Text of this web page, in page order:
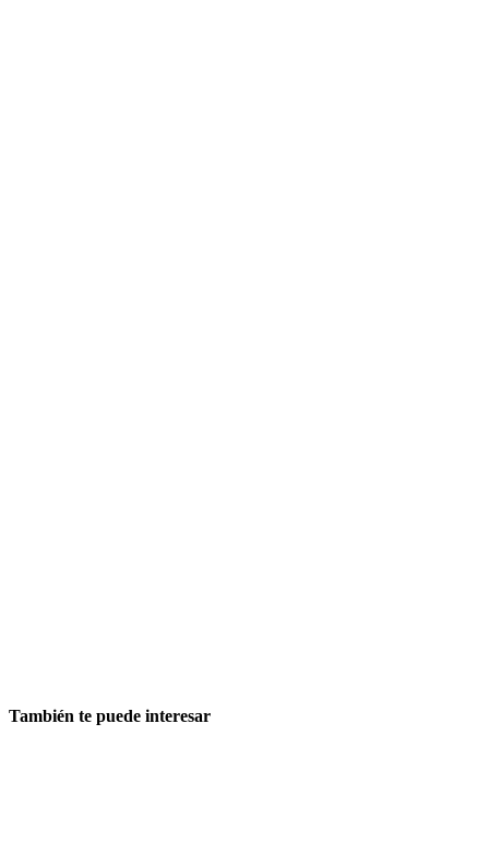
También te puede interesar